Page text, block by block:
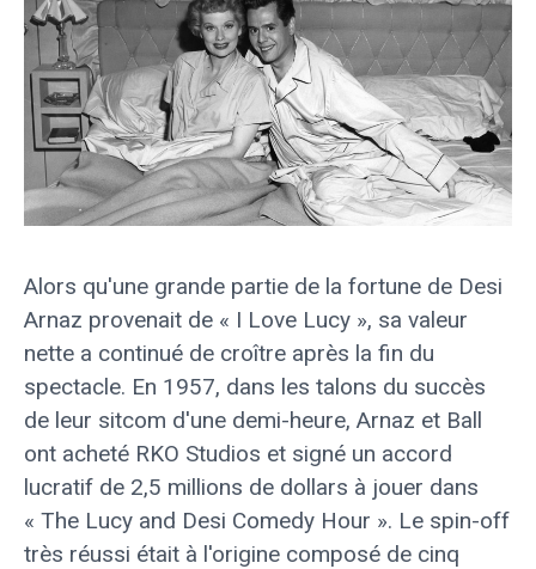
Alors qu'une grande partie de la fortune de Desi
Arnaz provenait de « I Love Lucy », sa valeur
nette a continué de croître après la fin du
spectacle. En 1957, dans les talons du succès
de leur sitcom d'une demi-heure, Arnaz et Ball
ont acheté RKO Studios et signé un accord
lucratif de 2,5 millions de dollars à jouer dans
« The Lucy and Desi Comedy Hour ». Le spin-off
très réussi était à l'origine composé de cinq